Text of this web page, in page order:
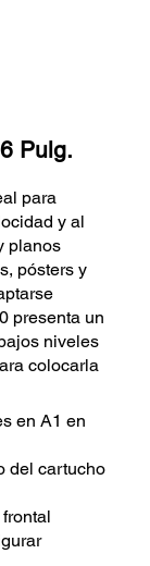
Pulg.
para
y al
planos
pósters y
presenta un
niveles
colocarla
en A1 en
del cartucho